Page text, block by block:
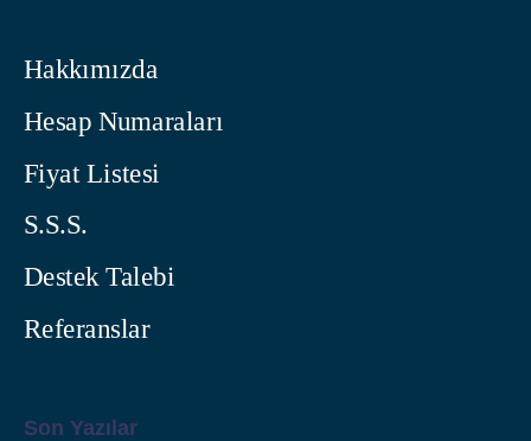
Hakkımızda
Hesap Numaraları
Fiyat Listesi
S.S.S.
Destek Talebi
Referanslar
Son Yazılar